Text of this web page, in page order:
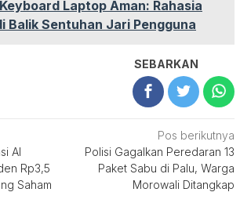
Keyboard Laptop Aman: Rahasia
Balik Sentuhan Jari Pengguna
SEBARKAN
AI
Rp3,5
Saham
Pos berikutnya
Polisi Gagalkan Peredaran 13
Paket Sabu di Palu, Warga
Morowali Ditangkap